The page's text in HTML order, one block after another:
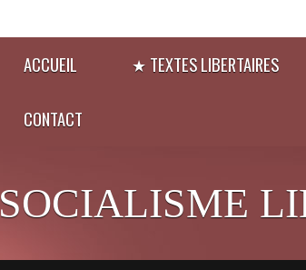
ACCUEIL ★ TEXTES LIBERTAIRES
CONTACT
SOCIALISME